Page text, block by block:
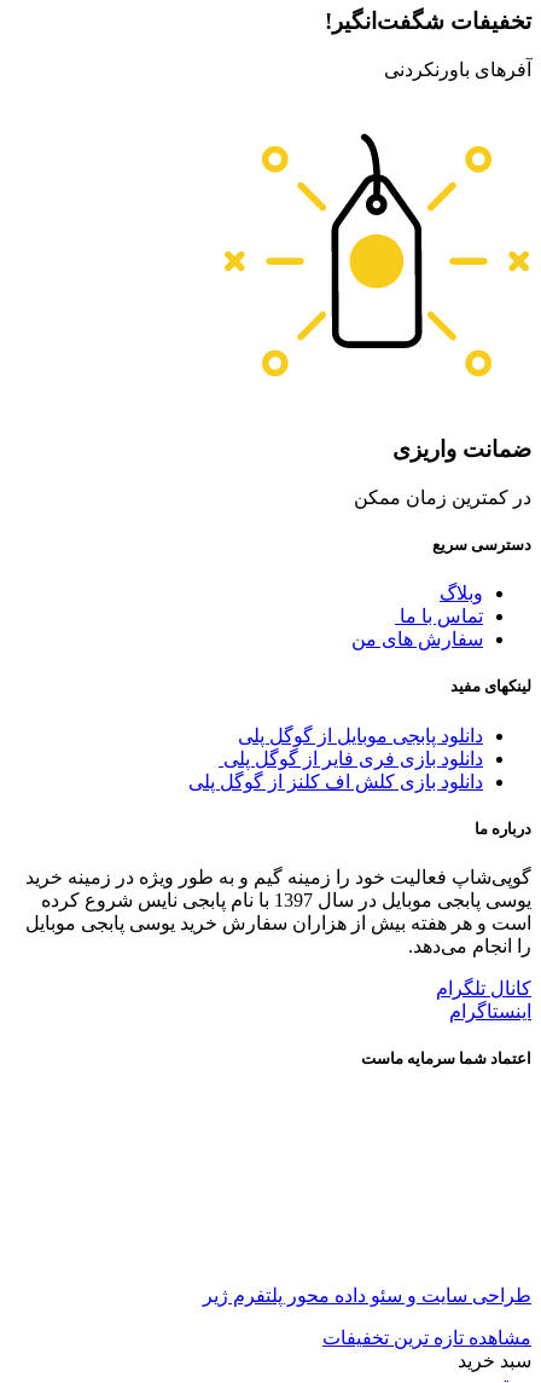
تخفیفات شگفت‌انگیر!
آفر‌های باورنکردنی
ضمانت واریزی
در کمترین زمان ممکن
دسترسی سریع
وبلاگ
تماس با ما
سفارش های من
لینکهای مفید
دانلود پابجی موبایل از گوگل پلی
دانلود بازی فری فایر از گوگل پلی
دانلود بازی کلش اف کلنز از گوگل پلی
درباره ما
گوپی‌شاپ فعالیت خود را زمینه گیم و به طور ویژه در زمینه خرید
یوسی پابجی موبایل در سال 1397 با نام پابجی نایس شروع کرده
است و هر هفته بیش از هزاران سفارش خرید یوسی پابجی موبایل
را انجام می‌دهد.
کانال تلگرام
اینستاگرام
اعتماد شما سرمایه ماست
طراحی سایت و سئو داده محور پلتفرم ژیر
مشاهده تازه ترین تخفیفات
سبد خرید